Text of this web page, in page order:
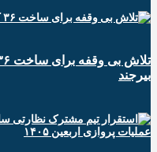
بیرجند